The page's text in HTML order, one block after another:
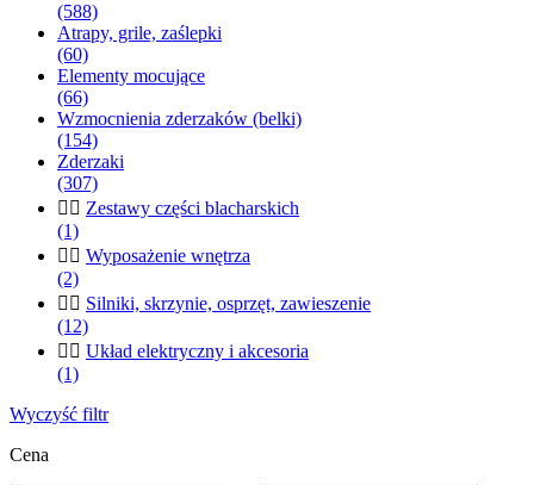
(588)
Atrapy, grile, zaślepki
(60)
Elementy mocujące
(66)
Wzmocnienia zderzaków (belki)
(154)
Zderzaki
(307)
  Zestawy części blacharskich
(1)
  Wyposażenie wnętrza
(2)
  Silniki, skrzynie, osprzęt, zawieszenie
(12)
  Układ elektryczny i akcesoria
(1)
Wyczyść filtr
Cena